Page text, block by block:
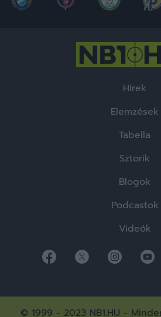
Hírek
Elemzések
Tabella
Sztorik
Blogok
Podcastok
Videók
© 1999 - 2023 NB1.HU -